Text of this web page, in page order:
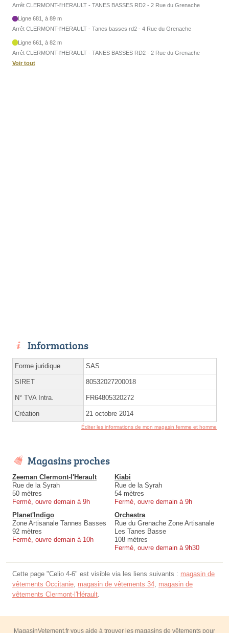
Arrêt CLERMONT-l'HERAULT - TANES BASSES RD2 - 2 Rue du Grenache
Ligne 681, à 89 m
Arrêt CLERMONT-l'HERAULT - Tanes basses rd2 - 4 Rue du Grenache
Ligne 661, à 82 m
Arrêt CLERMONT-l'HERAULT - TANES BASSES RD2 - 2 Rue du Grenache
Voir tout
Informations
Forme juridique SAS
SIRET 80532027200018
N° TVA Intra. FR64805320272
Création 21 octobre 2014
Éditer les informations de mon magasin femme et homme
Magasins proches
Zeeman Clermont-l'Herault
Rue de la Syrah
50 mètres
Fermé, ouvre demain à 9h
Kiabi
Rue de la Syrah
54 mètres
Fermé, ouvre demain à 9h
Planet'Indigo
Zone Artisanale Tannes Basses
92 mètres
Fermé, ouvre demain à 10h
Orchestra
Rue du Grenache Zone Artisanale
Les Tanes Basse
108 mètres
Fermé, ouvre demain à 9h30
Cette page "Celio 4-6" est visible via les liens suivants : magasin de
vêtements Occitanie magasin de vêtements 34 magasin de
vêtements Clermont-l'Hérault
MagasinVetement.fr vous aide à trouver les magasins de vêtements pour